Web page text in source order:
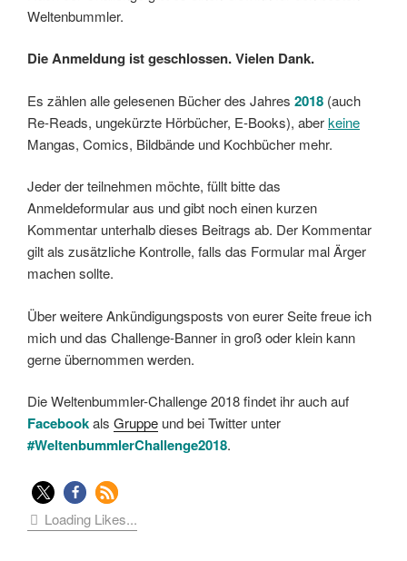
Weltenbummler.
Die Anmeldung ist geschlossen. Vielen Dank.
Es zählen alle gelesenen Bücher des Jahres 2018 (auch
Re-Reads, ungekürzte Hörbücher, E-Books), aberkeine
Mangas, Comics, Bildbände und Kochbücher mehr.
Jeder der teilnehmen möchte, füllt bitte das
Anmeldeformular aus und gibt noch einen kurzen
Kommentar unterhalb dieses Beitrags ab. Der Kommentar
gilt als zusätzliche Kontrolle, falls das Formular mal Ärger
machen sollte.
Über weitere Ankündigungsposts von eurer Seite freue ich
mich und das Challenge-Banner in groß oder klein kann
gerne übernommen werden.
Die Weltenbummler-Challenge 2018 findet ihr auch auf
Facebookals Gruppe und bei Twitter unter
#WeltenbummlerChallenge2018.
Loading Likes...